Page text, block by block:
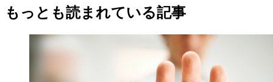
もっとも読まれている記事